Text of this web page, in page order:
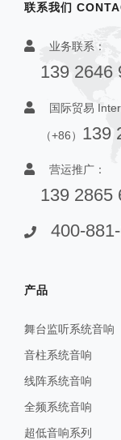
联系我们
业务联系：
139 2646
国际贸易
（+86） 139
营运推广：
139 2865
400-
产品
舞台监听系统音响
音柱系统音响
线阵系统音响
全频系统音响
超低音响系列